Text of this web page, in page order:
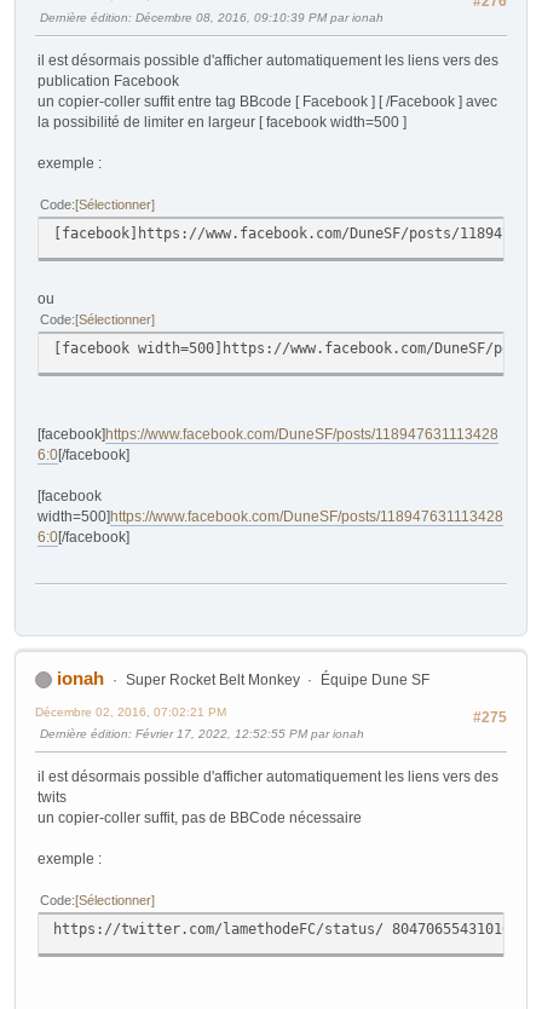
Dernière édition: Décembre 08, 2016, 09:10:39 PM par ionah
il est désormais possible d'afficher automatiquement les liens vers des
publication Facebook
un copier-coller suffit entre tag BBcode [ Facebook ] [ /Facebook ] avec
la possibilité de limiter en largeur [ facebook width=500 ]
exemple :
Code Sélectionner
[facebook]https://www.facebook.com/DuneSF/posts/
ou
Code Sélectionner
[facebook width=500]https://www.facebook.com/DuneSF/
[facebook] https://www.facebook.com/DuneSF/posts/118947631113428
6:0[/facebook]
[facebook
width=500] https://www.facebook.com/DuneSF/posts/118947631113428
6:0[/facebook]
ionah Super Rocket Belt Monkey Équipe Dune SF
#275
Décembre 02, 2016, 07:02:21 PM
Dernière édition: Février 17, 2022, 12:52:55 PM par ionah
il est désormais possible d'afficher automatiquement les liens vers des
twits
un copier-coller suffit, pas de BBCode nécessaire
exemple :
Code Sélectionner
https://twitter.com/lamethodeFC/status/